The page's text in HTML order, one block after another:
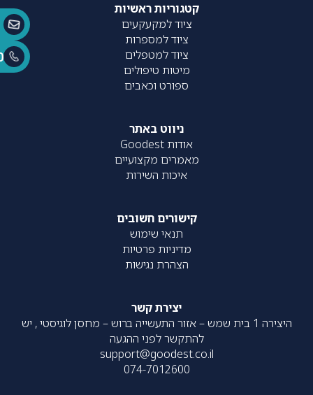
קטגוריות ראשיות
ציוד למקעקעים
ציוד למספרות
ציוד למטפלים
מיטות טיפולים
ספורט וכאבים
ניווט באתר
אודות Goodest
מאמרים מקצועיים
איכות השירות
קישורים חשובים
תנאי שימוש
מדיניות פרטיות
הצהרת נגישות
יצירת קשר
היצירה 1 בית שמש – אזור התעשייה ברוש – מחסן לוגיסטי , יש
להתקשר לפני ההגעה
support@goodest.co.il
074-7012600